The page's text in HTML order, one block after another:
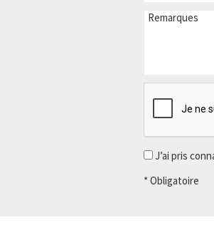
J’ai pris
*Obligatoire